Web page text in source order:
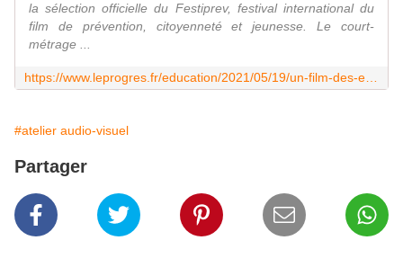
la sélection officielle du Festiprev, festival international du
film de prévention, citoyenneté et jeunesse. Le court-
métrage ...
#atelier audio-visuel
Partager